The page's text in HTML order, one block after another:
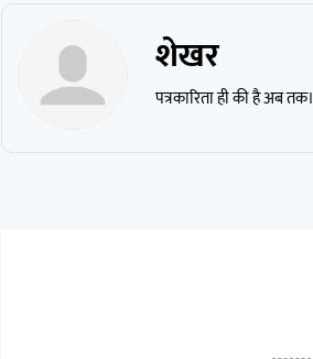
शेखर
पत्रकारिता ही की है अब तक।